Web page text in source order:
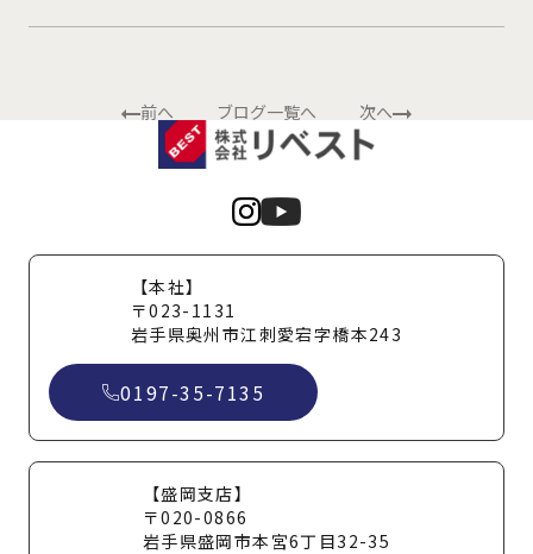
前へ ブログ一覧へ 次へ
【本社】
〒023-1131
岩手県奥州市江刺愛宕字橋本243
0197-35-7135
【盛岡支店】
〒020-0866
岩手県盛岡市本宮6丁目32-35